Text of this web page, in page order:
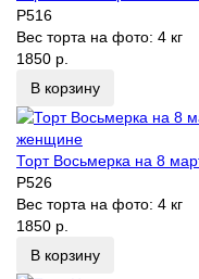
P516
Вес торта на фото: 4 кг
1850 р.
В корзину
Торт Восьмерка на 8
P526
Вес торта на фото: 4 кг
1850 р.
В корзину